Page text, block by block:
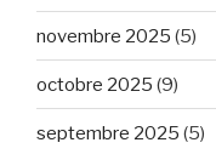
novembre 2025 (5)
octobre 2025 (9)
septembre 2025 (5)